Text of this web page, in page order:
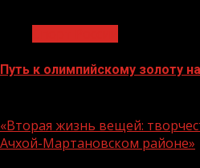
Путь к олимпийскому золоту
«Вторая жизнь вещей:
Ачхой-Мартановском районе»